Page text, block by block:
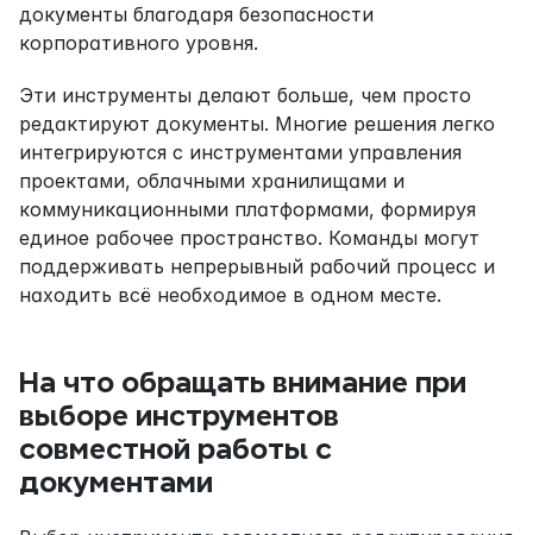
документы благодаря безопасности
корпоративного уровня.
Эти инструменты делают больше, чем просто
редактируют документы. Многие решения легко
интегрируются с инструментами управления
проектами, облачными хранилищами и
коммуникационными платформами, формируя
единое рабочее пространство. Команды могут
поддерживать непрерывный рабочий процесс и
находить всё необходимое в одном месте.
На что обращать внимание при
выборе инструментов
совместной работы с
документами